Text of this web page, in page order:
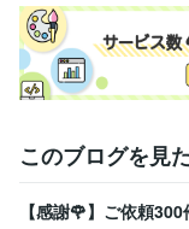
一部上場企業 企業受付
某一部上場企業
中央省庁 2016年3月
受賞歴
ナラ電話相談出品仲
感謝をブログでお伝え
このブログを見
【感謝🌹】ご依頼